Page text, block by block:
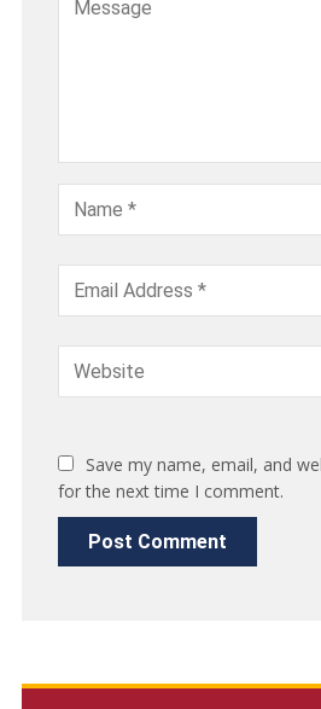
Save my name, email, and
for the next time I comment.